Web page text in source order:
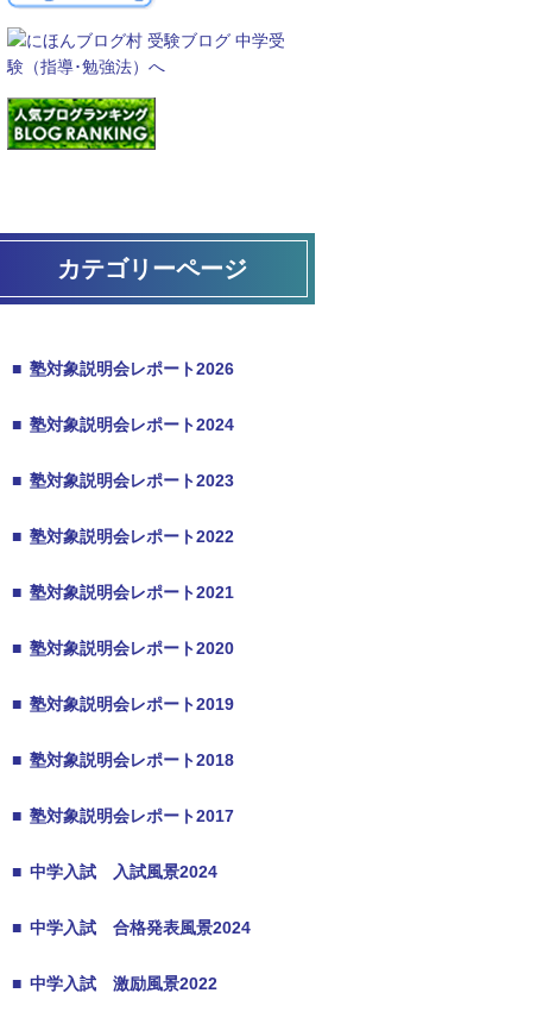
カテゴリーページ
■ 塾対象説明会レポート2026
■ 塾対象説明会レポート2024
■ 塾対象説明会レポート2023
■ 塾対象説明会レポート2022
■ 塾対象説明会レポート2021
■ 塾対象説明会レポート2020
■ 塾対象説明会レポート2019
■ 塾対象説明会レポート2018
■ 塾対象説明会レポート2017
■ 中学入試 入試風景2024
■ 中学入試 合格発表風景2024
■ 中学入試 激励風景2022